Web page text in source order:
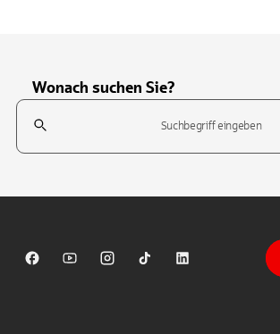
Wonach suchen Sie?
Suchfeld
Sparkasse auf Facebook
Sparkasse auf Youtube
Sparkasse auf Instagram
Sparkasse auf TikTok
Sparkasse auf